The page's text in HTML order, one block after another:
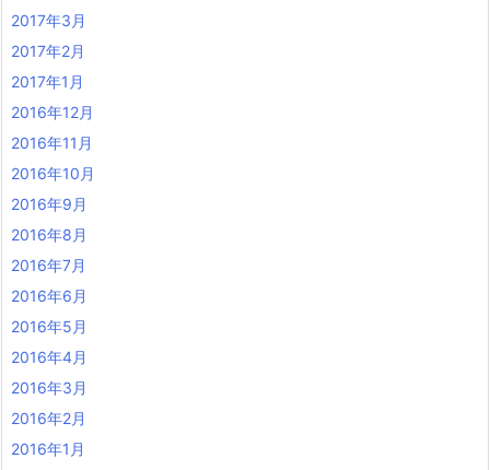
2017年3月
2017年2月
2017年1月
2016年12月
2016年11月
2016年10月
2016年9月
2016年8月
2016年7月
2016年6月
2016年5月
2016年4月
2016年3月
2016年2月
2016年1月